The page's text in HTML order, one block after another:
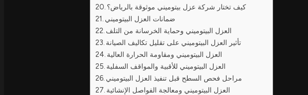
كيف تختار شركة عزل بيتوميني موثوقة بالرياض؟
ضمانات العزل البيتوميني
العزل البيتوميني وحماية الخرسانة من التلف
تأثير العزل البيتوميني على تقليل تكاليف الصيانة
العزل البيتوميني ومقاومة الحرارة العالية
العزل البيتوميني للأقبية والمواقف السفلية
مراحل فحص السطح قبل تنفيذ العزل البيتوميني
العزل البيتوميني ومعالجة الفواصل الإنشائية